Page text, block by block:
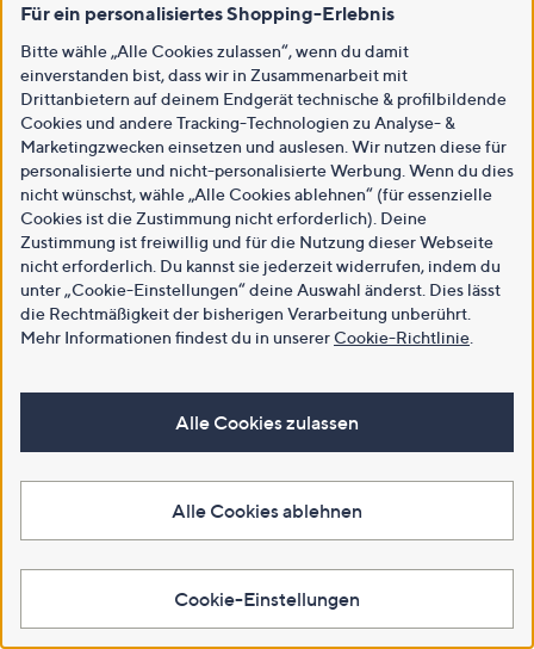
Für ein personalisiertes Shopping-Erlebnis
Bitte wähle „Alle Cookies zulassen“, wenn du damit
einverstanden bist, dass wir in Zusammenarbeit mit
Drittanbietern auf deinem Endgerät technische & profilbildende
Cookies und andere Tracking-Technologien zu Analyse- &
Marketingzwecken einsetzen und auslesen. Wir nutzen diese für
personalisierte und nicht-personalisierte Werbung. Wenn du dies
nicht wünschst, wähle „Alle Cookies ablehnen“ (für essenzielle
Cookies ist die Zustimmung nicht erforderlich). Deine
Zustimmung ist freiwillig und für die Nutzung dieser Webseite
nicht erforderlich. Du kannst sie jederzeit widerrufen, indem du
unter „Cookie-Einstellungen“ deine Auswahl änderst. Dies lässt
die Rechtmäßigkeit der bisherigen Verarbeitung unberührt.
Mehr Informationen findest du in unsererCookie-Richtlinie
Alle Cookies zulassen
Alle Cookies ablehnen
Cookie-Einstellungen